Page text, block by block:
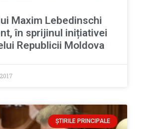
Maxim Lebedinschi
în sprijinul inițiativei
Republicii Moldova
ȘTIRILE PRINCIPALE